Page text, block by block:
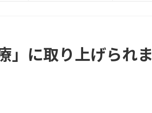
」に取り上げられま